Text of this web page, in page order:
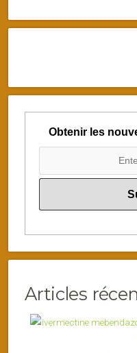
Obtenir les
Articles